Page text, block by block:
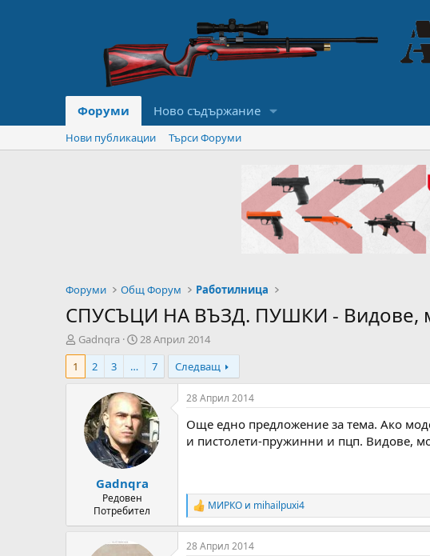
Форуми Ново съдържание
Нови публикации Търси Форуми
Форуми Общ Форум Работилница
СПУСЪЦИ НА ВЪЗД. ПУШКИ - Видове,
А
в
о
Gadnqra
Н
а
а
л
н
а
Д
а
т
а
28 Април 2014
1
2 3 … 7 Следващ
Gadnqra
Редовен
Потребител
28 Април 2014
Още едно предложение за тема. Ако
и пистолети-пружинни и пцп. Видове,
R
e
a
c
МИРКО и mihailpuxi4
28 Април 2014